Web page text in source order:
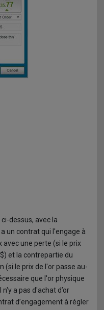
dessus, avec la
un contrat qui l'engage à
une perte (si le prix
et la contrepartie du
(si le prix de l'or passe au-
que l'or physique
a pas d'achat d’or
d’engagement à régler